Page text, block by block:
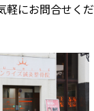
軽にお問合せくだ